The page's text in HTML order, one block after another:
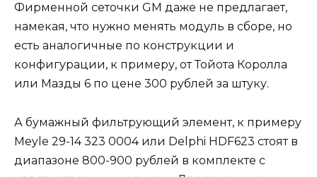
Фирменной сеточки GM даже не предлагает,
намекая, что нужно менять модуль в сборе, но
есть аналогичные по конструкции и
конфигурации, к примеру, от Тойота Королла
или Мазды 6 по цене 300 рублей за штуку.
А бумажный фильтрующий элемент, к примеру
Meyle 29-14 323 0004 или Delphi HDF623 стоят в
диапазоне 800-900 рублей в комплекте с